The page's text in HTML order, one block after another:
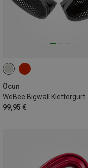
Ocun
WeBee Bigwall Klettergurt
99,95 €
L-XL | 85-110CM